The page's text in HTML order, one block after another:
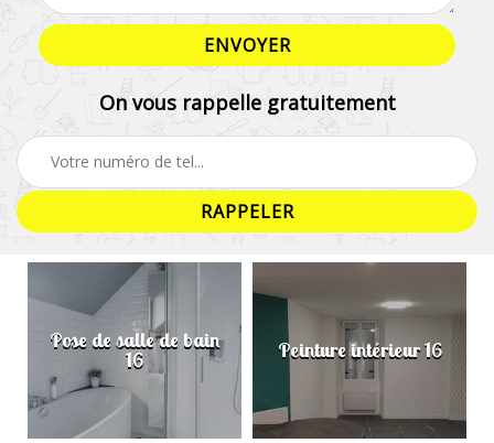
On vous rappelle gratuitement
Pose de salle de bain
16 Peinture intérieur 16